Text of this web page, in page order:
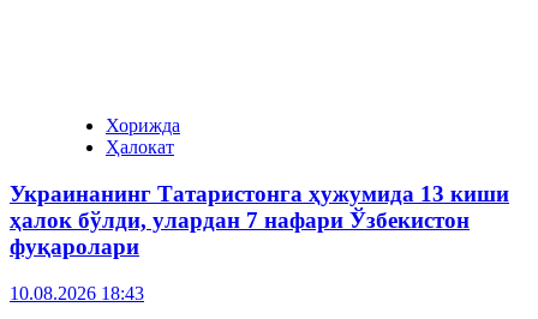
Хорижда
Ҳалокат
Украинанинг Татаристонга ҳужумида 13 киши
ҳалок бўлди, улардан 7 нафари Ўзбекистон
фуқаролари
10.08.2026 18:43